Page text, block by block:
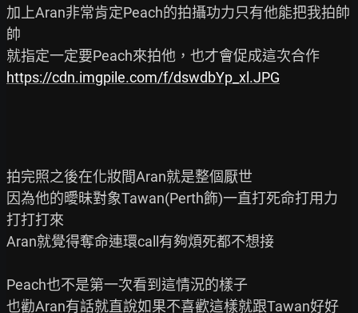
加上Aran非常肯定Peach的拍攝功力只有他能把我拍帥
帥
https://cdn.imgpile.com/f/dswdbYp_xl.JPG
拍完照之後在化妝間Aran就是整個厭世
因為他的曖昧對象Tawan(Perth飾)一直打死命打用力
打打打來
Aran就覺得奪命連環call有夠煩死都不想接
Peach也不是第一次看到這情況的樣子
也勸Aran有話就直說如果不喜歡這樣就跟Tawan好好